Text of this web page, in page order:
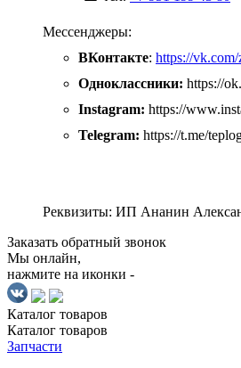
Мессенджеры:
ВКонтакте: https://
Одноклассники: https://
Instagram: https://
Telegram: https://t.me/
Реквизиты: ИП Ананин
Заказать обратный звонок
Мы онлайн,
нажмите на иконки -
Каталог товаров
Каталог товаров
Запчасти